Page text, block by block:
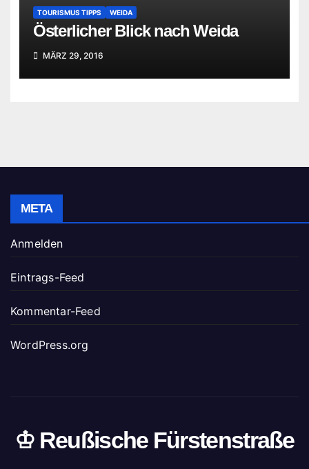
TOURISMUS TIPPS WEIDA
Österlicher Blick nach Weida
MÄRZ 29, 2016
META
Anmelden
Eintrags-Feed
Kommentar-Feed
WordPress.org
♔ Reußische Fürstenstraße